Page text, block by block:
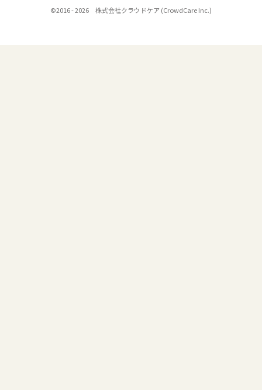
©2016 - 2026 株式会社クラウドケア (CrowdCare Inc.)